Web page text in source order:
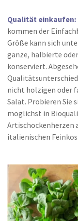
Qualität einkaufen:
kommen der
Größe kann sich
ganze, halbierte
konserviert.
nicht holzigen oder
Salat. Probieren Sie
möglichst in
Artischockenherzen
italienischen